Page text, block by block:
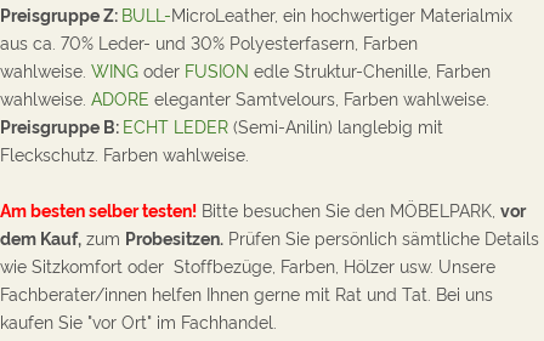
Preisgruppe Z: BULL-MicroLeather, ein hochwertiger Materialmix
aus ca. 70% Leder- und 30% Polyesterfasern , Farben
wahlweise. WING oder FUSION edle Struktur-Chenille, Farben
wahlweise. ADORE eleganter Samtvelours, Farben wahlweise.
Preisgruppe B: ECHT LEDER (Semi-Anilin) langlebig mit
Fleckschutz. Farben wahlweise.
Am besten selber testen! Bitte besuchen Sie den MÖBELPARK, vor
dem Kauf, zum Probesitzen. Prüfen Sie persönlich sämtliche Details
wie Sitzkomfort oder Stoffbezüge, Farben, Hölzer usw. Unsere
Fachberater/innen helfen Ihnen gerne mit Rat und Tat. Bei uns
kaufen Sie "vor Ort" im Fachhandel.